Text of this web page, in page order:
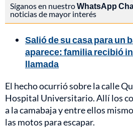
Síganos en nuestroWhatsApp
noticias de mayor interés
Salió de su casa para un
aparece: familia recibió
llamada
El hecho ocurrió sobre la calle
Hospital Universitario. Allí los
a la camabaja y entre ellos
las motos para escapar.